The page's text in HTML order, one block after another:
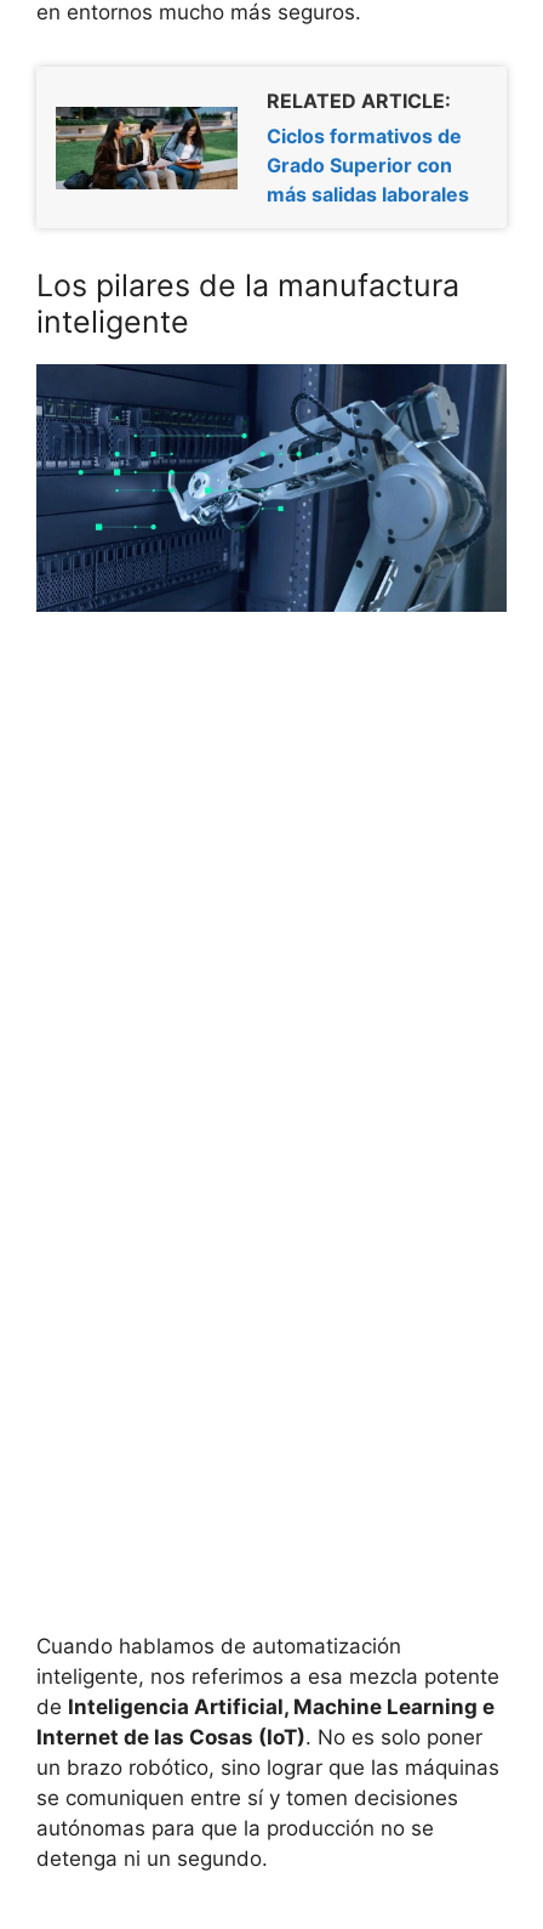
en entornos mucho más seguros.
RELATED ARTICLE:
Ciclos formativos de
Grado Superior con
más salidas laborales
Los pilares de la manufactura
inteligente
Cuando hablamos de automatización
inteligente, nos referimos a esa mezcla potente
de Inteligencia Artificial, Machine Learning e
Internet de las Cosas (IoT). No es solo poner
un brazo robótico, sino lograr que las máquinas
se comuniquen entre sí y tomen decisiones
autónomas para que la producción no se
detenga ni un segundo.